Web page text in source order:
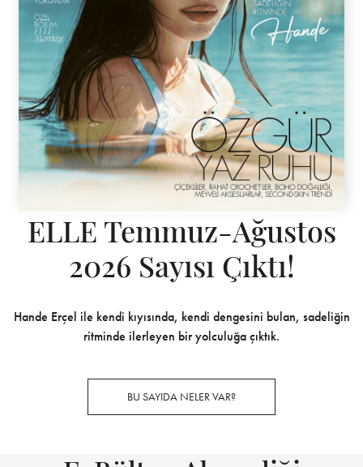
ELLE Temmuz-Ağustos
2026 Sayısı Çıktı!
Hande Erçel ile kendi kıyısında, kendi dengesini bulan, sadeliğin
ritminde ilerleyen bir yolculuğa çıktık.
BU SAYIDA NELER VAR?